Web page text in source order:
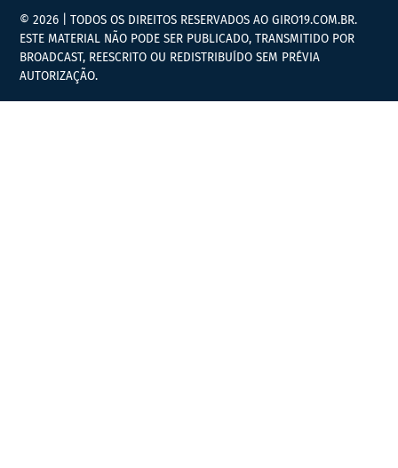
© 2026 | TODOS OS DIREITOS RESERVADOS AO GIRO19.COM.BR.
ESTE MATERIAL NÃO PODE SER PUBLICADO, TRANSMITIDO POR
BROADCAST, REESCRITO OU REDISTRIBUÍDO SEM PRÉVIA
AUTORIZAÇÃO.